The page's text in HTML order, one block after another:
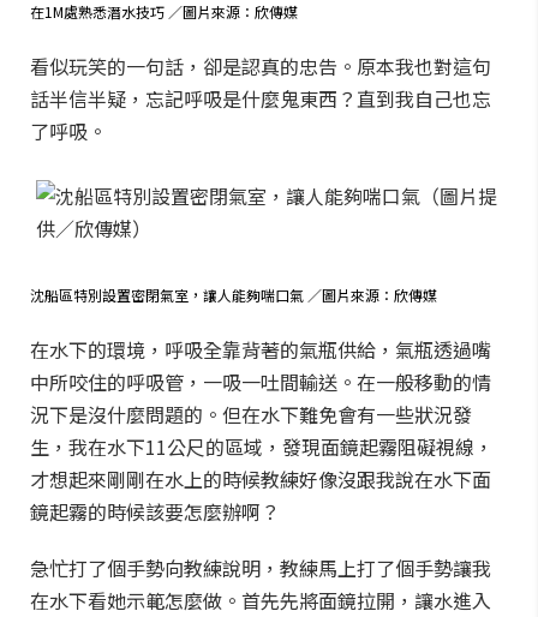
在1M處熟悉潛水技巧 ／圖片來源：欣傳媒
看似玩笑的一句話，卻是認真的忠告。 原本我也對這句
話半信半疑，忘記呼吸是什麼鬼東西？直到我自己也忘
了呼吸。
沈船區特別設置密閉氣室，讓人能夠喘口氣 ／圖片來源：欣傳媒
在水下的環境，呼吸全靠背著的氣瓶供給，氣瓶透過嘴
中所咬住的呼吸管，一吸一吐間輸送。在一般移動的情
況下是沒什麼問題的。但在水下難免會有一些狀況發
生，我在水下11公尺的區域，發現面鏡起霧阻礙視線，
才想起來剛剛在水上的時候教練好像沒跟我說在水下面
鏡起霧的時候該要怎麼辦啊？
急忙打了個手勢向教練說明，教練馬上打了個手勢讓我
在水下看她示範怎麼做。首先先將面鏡拉開，讓水進入